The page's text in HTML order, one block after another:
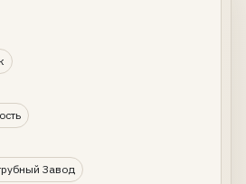
Завод